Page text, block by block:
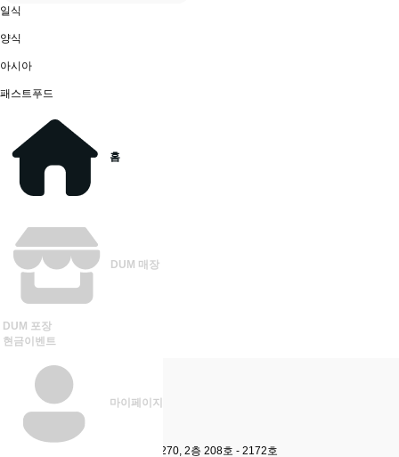
홈
DUM 매장
DUM 포장
현금이벤트
마이페이지
일식
양식
아시아
패스트푸드
분식
기타
우리동네 인기 가게
등록 된 매장이 없습니다.
우리동네 신규 가게
더보기
등록 된 매장이 없습니다.
덤이요 고객센터 : 032 - 326 -1018
상호명 덤이요
사업자번호 558-86-03456
주소 인천광역시 서구 청라커낼로 270, 2층 208호 - 2172호